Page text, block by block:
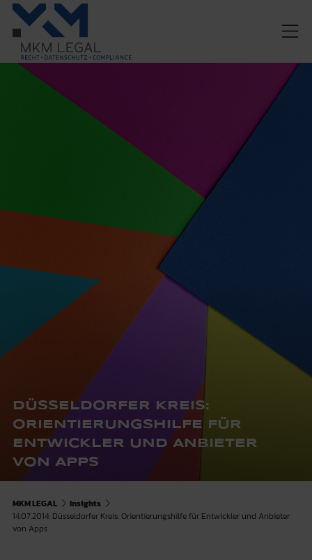
DÜSSELDORFER KREIS:
ORIENTIERUNGSHILFE FÜR
ENTWICKLER UND ANBIETER
VON APPS
MKM LEGAL
Insights
14.07.2014: Düsseldorfer Kreis: Orientierungshilfe für Entwickler und Anbieter
von Apps